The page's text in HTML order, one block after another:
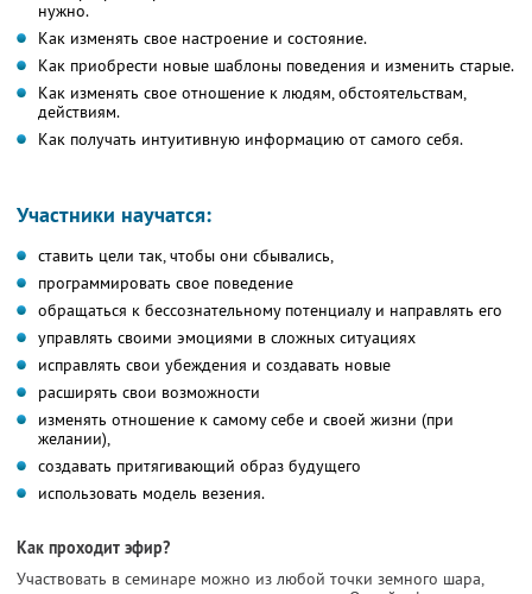
нужно.
Как изменять свое настроение и состояние.
Как приобрести новые шаблоны поведения и изменить старые.
Как изменять свое отношение к людям, обстоятельствам,
действиям.
Как получать интуитивную информацию от самого себя.
Участники научатся:
ставить цели так, чтобы они сбывались,
программировать свое поведение
обращаться к бессознательному потенциалу и направлять его
управлять своими эмоциями в сложных ситуациях
исправлять свои убеждения и создавать новые
расширять свои возможности
изменять отношение к самому себе и своей жизни (при
желании),
создавать притягивающий образ будущего
использовать модель везения.
Как проходит эфир?
Участвовать в семинаре можно из любой точки земного шара,